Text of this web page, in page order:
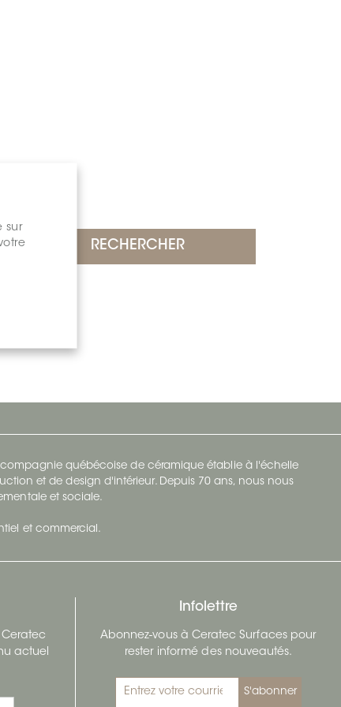
sur
compagnie québécoise de céramique établie à l'échelle
et de design d'intérieur. Depuis 70 ans, nous nous
et sociale.
et commercial.
Ceratec
actuel
Infolettre
Abonnez-vous à Ceratec Surfaces pour
rester informé des nouveautés.
S'abonner